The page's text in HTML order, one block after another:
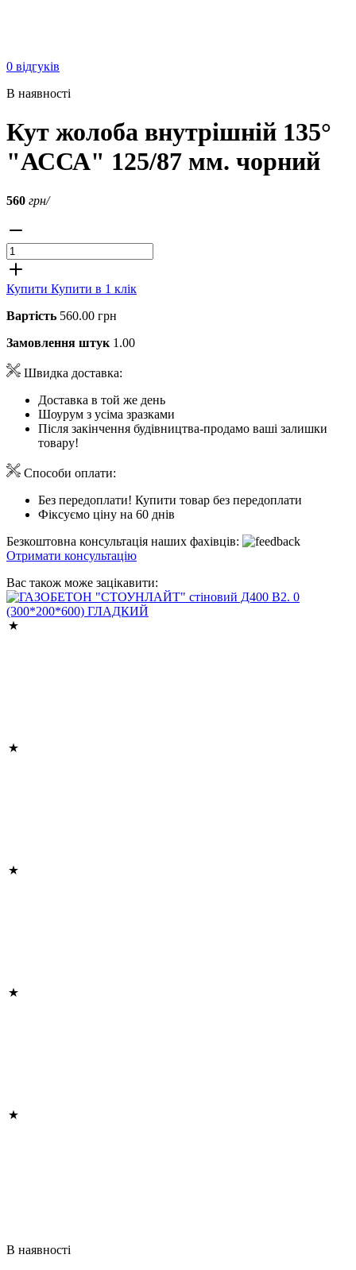
0 відгуків
В наявності
Кут жолоба внутрішній 135°
"АССА" 125/87 мм. чорний
560 грн/
Купити Купити в 1 клік
Вартість 560.00 грн
Замовлення штук 1.00
Швидка доставка:
Доставка в той же день
Шоурум з усіма зразками
Після закінчення будівництва-продамо ваші залишки
товару!
Способи оплати:
Без передоплати! Купити товар без передоплати
Фіксуємо ціну на 60 днів
Безкоштовна консультація наших фахівців:
Отримати консультацію
Вас також може зацікавити:
В наявності